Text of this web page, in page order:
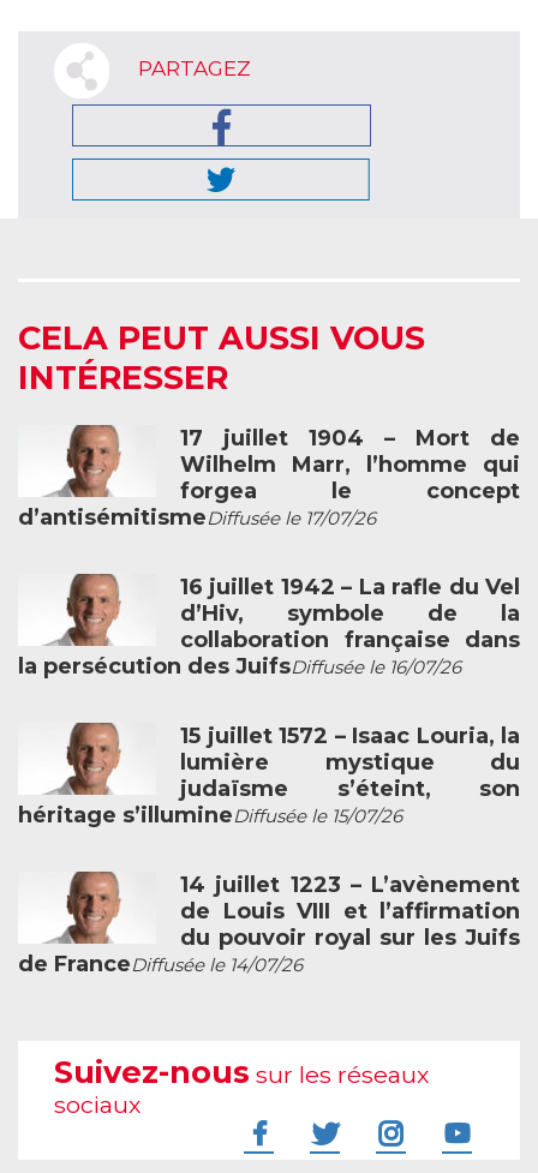
PARTAGEZ
CELA PEUT AUSSI VOUS
INTÉRESSER
17 juillet 1904 – Mort de
Wilhelm Marr, l’homme qui
forgea le concept
d’antisémitismeDiffusée le 17/07/26
16 juillet 1942 – La rafle du Vel
d’Hiv, symbole de la
collaboration française dans
la persécution des JuifsDiffusée le 16/07/26
15 juillet 1572 – Isaac Louria, la
lumière mystique du
judaïsme s’éteint, son
héritage s’illumineDiffusée le 15/07/26
14 juillet 1223 – L’avènement
de Louis VIII et l’affirmation
du pouvoir royal sur les Juifs
de FranceDiffusée le 14/07/26
Suivez-nous sur les réseaux
sociaux